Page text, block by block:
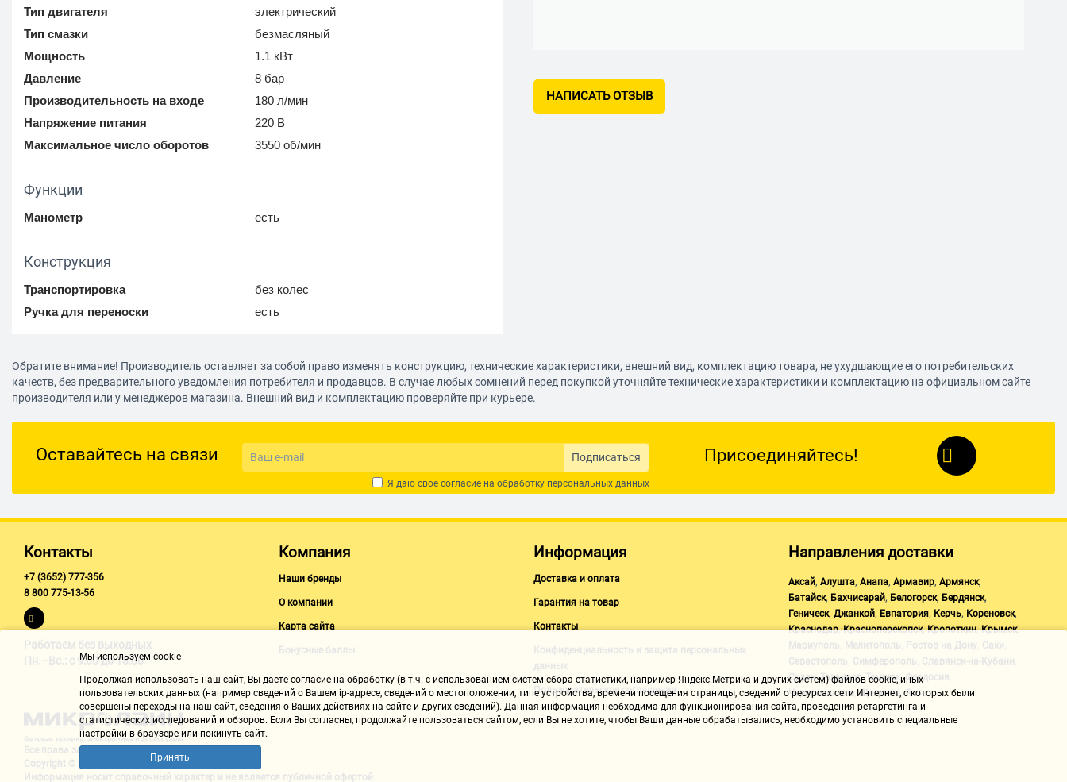
Тип двигателя
электрический
Тип смазки
безмасляный
Мощность
1.1 кВт
Давление
8 бар
Производительность на входе
180 л/мин
Напряжение питания
220 В
Максимальное число оборотов
3550 об/мин
Функции
Манометр есть
Конструкция
Транспортировка
без колес
Ручка для переноски
есть
Пистолет для подкачки шин есть
Уровень шума 54 дБ
НАПИСАТЬ ОТЗЫВ
Обратите внимание! Производитель оставляет за собой право изменять конструкцию, технические характеристики, внешний вид, комплектацию товара, не ухудшающие его потребительских
качеств, без предварительного уведомления потребителя и продавцов. В случае любых сомнений перед покупкой уточняйте технические характеристики и комплектацию на официальном сайте
производителя или у менеджеров магазина. Внешний вид и комплектацию проверяйте при курьере.
Оставайтесь на связи Подписаться
Я даю свое согласие на обработку персональных данных
Присоединяйтесь!
Контакты
+7 (3652) 777-356
8 800 775-13-56
Работаем без выходных
Пн.–Вс.: с 9:00 до 18:00
Компания
Наши бренды
О компании
Карта сайта
Бонусные баллы
Информация
Доставка и оплата
Гарантия на товар
Контакты
Конфиденциальность и защита персональных
данных
Пользовательское соглашение
Направления доставки
Аксай, Алушта, Анапа, Армавир, Армянск,
Батайск, Бахчисарай, Белогорск, Бердянск,
Геническ, Джанкой, Евпатория, Керчь, Кореновск,
Краснодар,Красноперекопск,Кропоткин,Крымск,
Мариуполь Мелитополь Ростов на Дону Саки
Севастополь Симферополь Славянск-на-Кубани
Судак,Таганрог,Темрюк,Феодосия
Черноморское ,Щелкино,Ялта
Все права защищены "Микролайн"
Copyright © 2002-2026
Информация носит справочный характер и не является публичной офертой
Мы используем cookie
Продолжая использовать наш cайт, Вы даете согласие на обработку (в т.ч. с использованием систем сбора статистики, например Яндекс.Метрика и других систем) файлов cookie, иных
пользовательских данных (например сведений о Вашем ip-адресе, сведений о местоположении, типе устройства, времени посещения страницы, сведений о ресурсах сети Интернет, с которых были
совершены переходы на наш сайт, сведения о Ваших действиях на сайте и других сведений). Данная информация необходима для функционирования сайта, проведения ретаргетинга и
статистических исследований и обзоров. Если Вы согласны, продолжайте пользоваться сайтом, если Вы не хотите, чтобы Ваши данные обрабатывались, необходимо установить специальные
настройки в браузере или покинуть сайт.
Принять